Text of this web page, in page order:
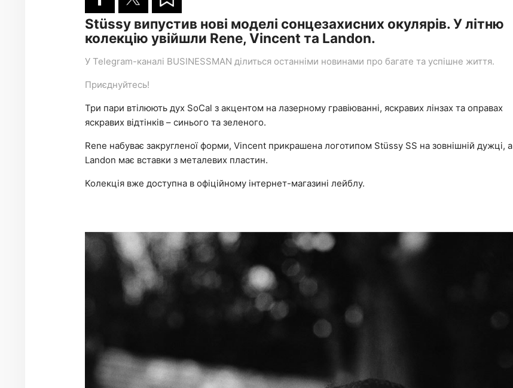
Stüssy випустив нові моделі сонцезахисних окулярів. У літню
колекцію увійшли Rene, Vincent та Landon.
У Telegram-каналі BUSINESSMAN ділиться останніми новинами про багате та успішне життя.
Приєднуйтесь!
Три пари втілюють дух SoCal з акцентом на лазерному гравіюванні, яскравих лінзах та оправах
яскравих відтінків – синього та зеленого.
Rene набуває закругленої форми, Vincent прикрашена логотипом Stüssy SS на зовнішній дужці, а
Landon має вставки з металевих пластин.
Колекція вже доступна в офіційному інтернет-магазині лейблу.